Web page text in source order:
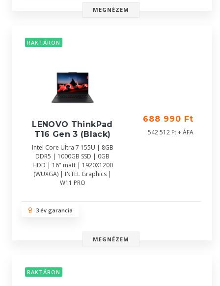
MEGNÉZEM
RAKTÁRON
LENOVO ThinkPad
T16 Gen 3 (Black)
Intel Core Ultra 7 155U | 8GB
DDR5 | 1000GB SSD | 0GB
HDD | 16" matt | 1920X1200
(WUXGA) | INTEL Graphics |
W11 PRO
688 990 Ft
542 512 Ft + ÁFA
3 év garancia
MEGNÉZEM
RAKTÁRON